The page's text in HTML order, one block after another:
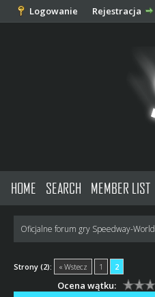
Logowanie Rejestracja
HOME SEARCH MEMBER LIST
Oficjalne forum gry Speedway-World
Strony (2): « Wstecz 1 2
Ocena wątku: